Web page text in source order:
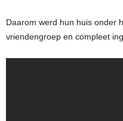
Daarom werd hun huis onder
vriendengroep en compleet